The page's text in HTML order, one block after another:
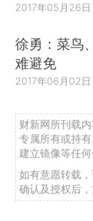
2017年05月26日
徐勇：菜鸟
难避免
2017年06月02日
财新网所刊载
专属所有或持
建立镜像等任何
如有意愿转载
确认及授权后，